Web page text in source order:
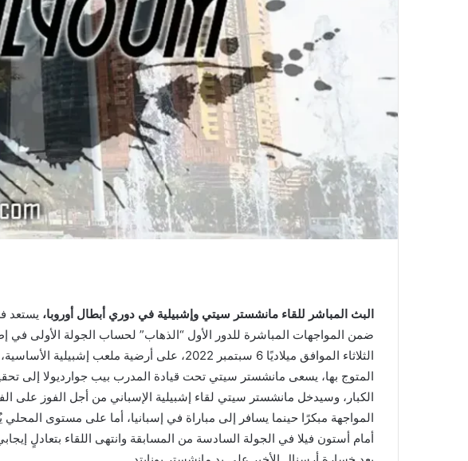
البث المباشر للقاء مانشستر سيتي وإشبيلية في دوري أبطال أوروبا، يستعد
ضمن المواجهات المباشرة للدور الأول “الذهاب” لحساب الجولة الأولى في
الثلاثاء الموافق ميلاديًا 6 سبتمبر 2022،
المتوج بها، يسعى مانشستر سيتي تحت قيادة المدرب بيب جوارديولا إلى
الكبار، وسيدخل مانشستر سيتي لقاء إشبيلية الإسباني من أجل الفوز على
المواجهة مبكرًا حينما يسافر إلى مباراة في إسبانيا، أما على مستوى
أمام أستون فيلا في الجولة السادسة من المسابقة وانتهى اللقاء بتعادلٍ